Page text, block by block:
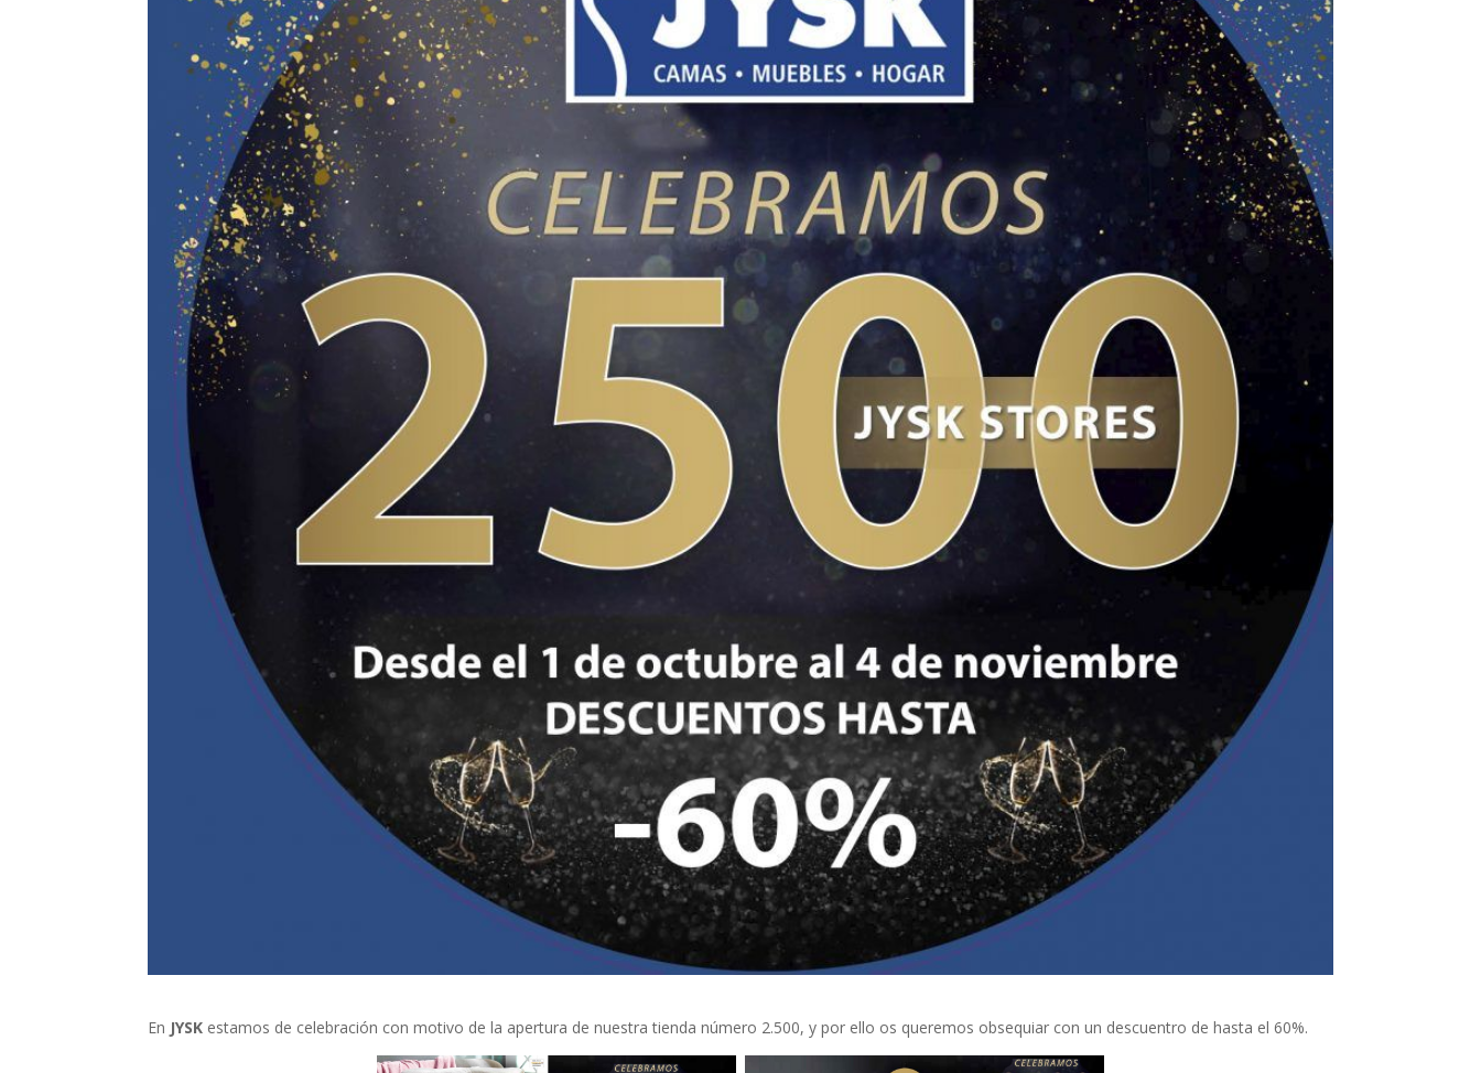
En JYSK estamos de celebración con motivo de la apertura de nuestra tienda número 2.500, y por ello os queremos obsequiar con un descuentro de hasta el 60%.